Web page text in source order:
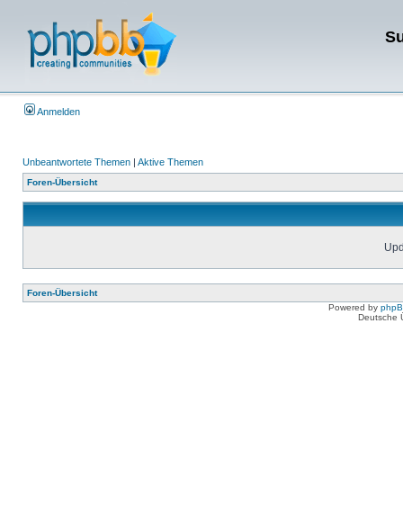
Anmelden
Unbeantwortete Themen | Aktive Themen
Foren-Übersicht
Foren-Übersicht
Powered by
Deutsche